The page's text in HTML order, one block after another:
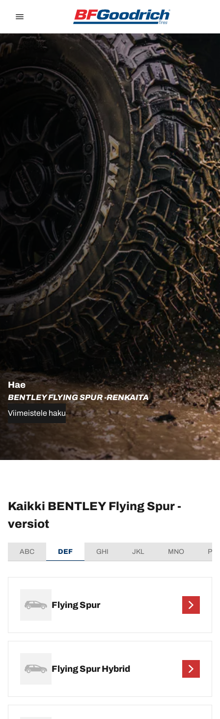
Hae
BENTLEY FLYING SPUR -RENKAITA
Viimeistele haku
Kaikki BENTLEY Flying Spur -
versiot
ABC DEF GHI JKL MNO
Flying Spur
Flying Spur Hybrid